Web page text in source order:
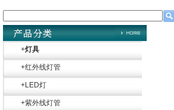
+灯具
+红外线灯管
+LED灯
+紫外线灯管